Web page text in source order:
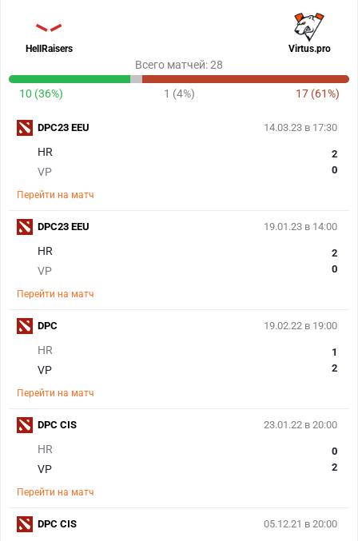
HellRaisers Virtus.pro
Всего матчей: 28
10 (36%) 1 (4%) 17 (61%)
14.03.23 в 17:30
HR
VP
2
0
Перейти на матч
DPC23 EEU
19.01.23 в 14:00
HR
VP
2
0
Перейти на матч
DPC23 EEU
19.02.22 в 19:00
HR
VP
1
2
Перейти на матч
DPC
23.01.22 в 20:00
HR
VP
0
2
Перейти на матч
DPC CIS
05.12.21 в 20:00
DPC CIS